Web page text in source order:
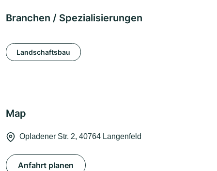
Branchen / Spezialisierungen
Landschaftsbau
Map
Opladener Str. 2, 40764 Langenfeld
Anfahrt planen